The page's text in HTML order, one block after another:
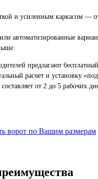
и усиленным каркасом —
автоматизированные
предлагают
расчет и установку
от 2 до 5 рабочих
ворот по Вашим размерам